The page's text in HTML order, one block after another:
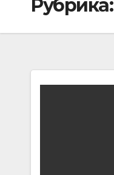
Рубрика: